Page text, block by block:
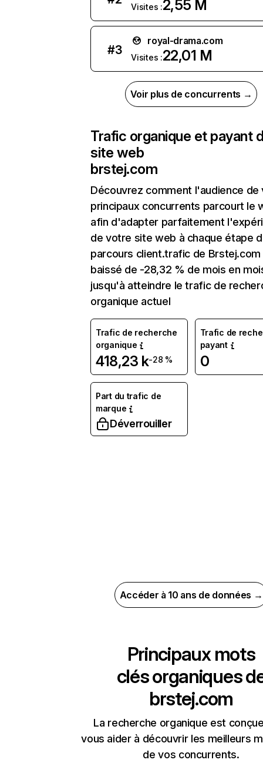
Visites :2,55 M
#3
royal-drama.com
Visites :22,01 M
Voir plus de concurrents →
Trafic organique et payant
site web
brstej.com
Découvrez comment l'audience de
principaux concurrents parcourt le
afin d'adapter parfaitement
de votre site web à chaque étape
parcours client.trafic de Brstej.com
baissé de -28,32 % de mois en
jusqu'à atteindre le trafic de
organique actuel
Trafic de recherche
organique
418,23 k-28 %
Trafic de
payant
0
Part du trafic de
marque
Déverrouiller
Accéder à 10 ans de données →
Principaux mots
clés organiques
brstej.com
La recherche organique est
vous aider à découvrir les meilleurs
de vos concurrents.